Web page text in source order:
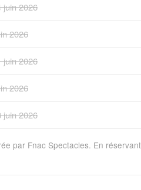
juin 2026
2026
juin 2026
2026
juin 2026
par Fnac Spectacles. En